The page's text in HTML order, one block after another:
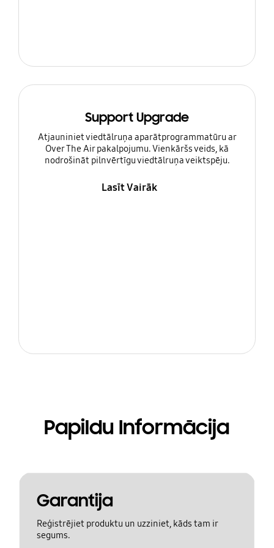
Support Upgrade
Atjauniniet viedtālruņa aparātprogrammatūru ar
Over The Air pakalpojumu. Vienkāršs veids, kā
nodrošināt pilnvērtīgu viedtālruņa veiktspēju.
Lasīt Vairāk
Papildu Informācija
Garantija
Reģistrējiet produktu un uzziniet, kāds tam ir
segums.